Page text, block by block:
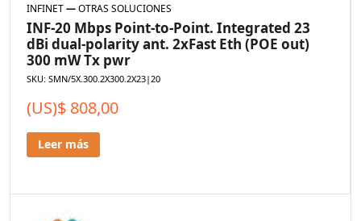
INFINET—OTRAS SOLUCIONES
INF-20 Mbps Point-to-Point. Integrated 23
dBi dual-polarity ant. 2xFast Eth (POE out)
300 mW Tx pwr
SKU: SMN/5X.300.2X300.2X23|20
(US)$ 808,00
Leer más